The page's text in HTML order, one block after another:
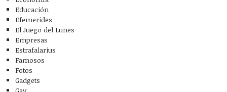
Educación
Efemerides
El Juego del Lunes
Empresas
Estrafalarius
Famosos
Fotos
Gadgets